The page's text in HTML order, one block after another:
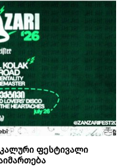
ფესტივალი